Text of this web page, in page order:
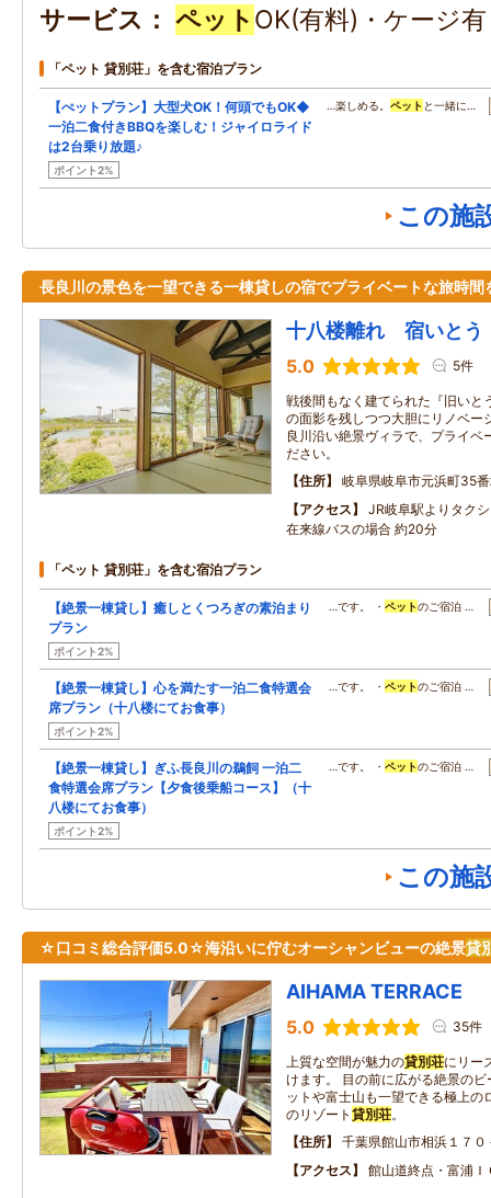
サービス ペット OK(有料)・ケージ
「ペット 貸別荘」を含む宿泊プラン
【ぺットプラン】大型犬OK！何頭でもOK◆
一泊二食付きBBQを楽しむ！ジャイロライド
は2台乗り放題♪
ポイント2%
…楽しめる。 ペット と一緒に…
この施
長良川の景色を一望できる一棟貸しの宿でプライベートな旅時間
十八楼離れ 宿いとう
5.0 5件
戦後間もなく建てられた『旧いと
の面影を残しつつ大胆にリノベー
良川沿い絶景ヴィラで、プライベ
ださい。
住所
岐阜県岐阜市元浜町35
アクセス
JR岐阜駅よりタク
在来線バスの場合 約20分
「ペット 貸別荘」を含む宿泊プラン
【絶景一棟貸し】癒しとくつろぎの素泊まり
プラン
ポイント2%
…です。 ・ ペットのご宿泊 …
【絶景一棟貸し】心を満たす一泊二食特選会
席プラン（十八楼にてお食事）
ポイント2%
…です。 ・ ペットのご宿泊 …
【絶景一棟貸し】ぎふ長良川の鵜飼 一泊二
食特選会席プラン【夕食後乗船コース】（十
八楼にてお食事）
ポイント2%
…です。 ・ ペットのご宿泊 …
この施
☆口コミ総合評価5.0☆海沿いに佇むオーシャンビューの絶景貸
AIHAMA TERRACE
5.0 35件
上質な空間が魅力の貸別荘にリー
けます。 目の前に広がる絶景の
ットや富士山も一望できる極上の
のリゾート 貸別荘。
住所
千葉県館山市相浜１７０
アクセス
館山道終点・富浦